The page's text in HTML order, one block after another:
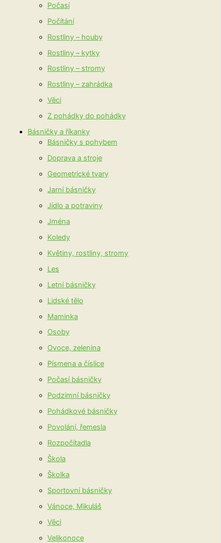
Počasí
Počítání
Rostliny – houby
Rostliny – kytky
Rostliny – stromy
Rostliny – zahrádka
Věci
Z pohádky do pohádky
Básničky a říkanky
Básničky s pohybem
Doprava a stroje
Geometrické tvary
Jarní básničky
Jídlo a potraviny
Jména
Koledy
Květiny, rostliny, stromy
Les
Letní básničky
Lidské tělo
Maminka
Osoby
Ovoce, zelenina
Písmena a číslice
Počasí básničky
Podzimní básničky
Pohádkové básničky
Povolání, řemesla
Rozpočítadla
Škola
Školka
Sportovní básničky
Vánoce, Mikuláš
Věci
Velikonoce